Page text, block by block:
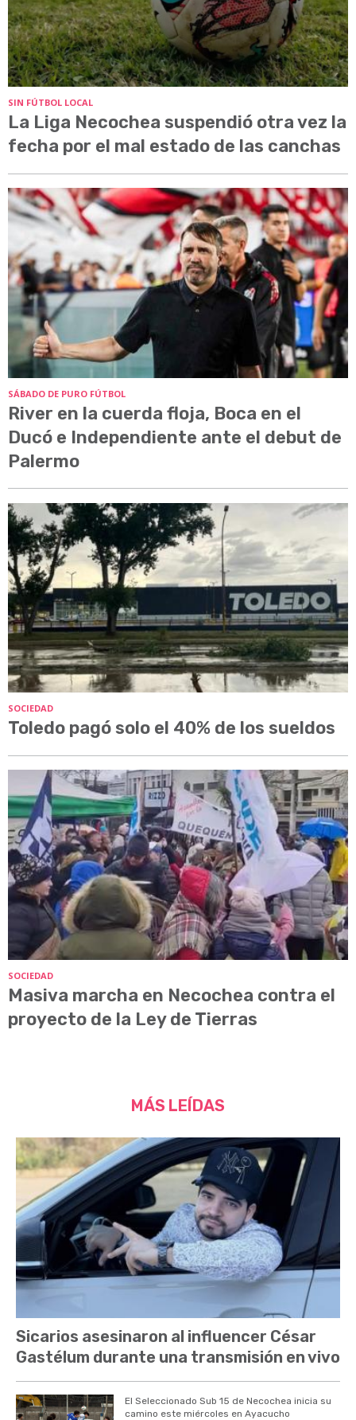
SIN FÚTBOL LOCAL
La Liga Necochea suspendió otra vez la
fecha por el mal estado de las canchas
SÁBADO DE PURO FÚTBOL
River en la cuerda floja, Boca en el
Ducó e Independiente ante el debut de
Palermo
SOCIEDAD
Toledo pagó solo el 40% de los sueldos
SOCIEDAD
Masiva marcha en Necochea contra el
proyecto de la Ley de Tierras
MÁS LEÍDAS
Sicarios asesinaron al influencer César
Gastélum durante una transmisión en vivo
El Seleccionado Sub 15 de Necochea inicia su
camino este miércoles en Ayacucho